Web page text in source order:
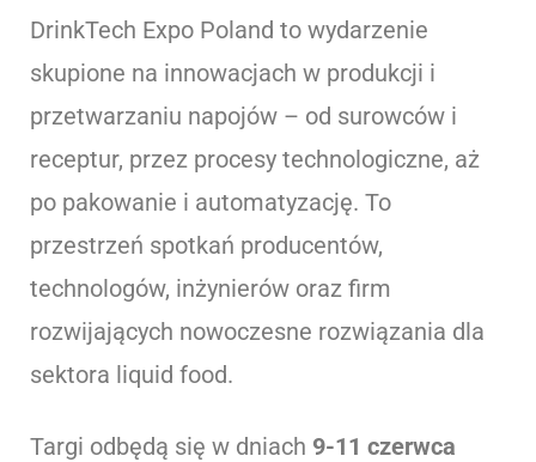
DrinkTech Expo Poland to wydarzenie
skupione na innowacjach w produkcji i
przetwarzaniu napojów – od surowców i
receptur, przez procesy technologiczne, aż
po pakowanie i automatyzację. To
przestrzeń spotkań producentów,
technologów, inżynierów oraz firm
rozwijających nowoczesne rozwiązania dla
sektora liquid food.
Targi odbędą się w dniach 9-11 czerwca